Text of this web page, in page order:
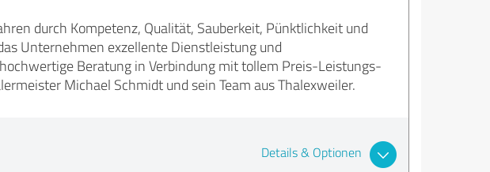
durch Kompetenz, Qualität, Sauberkeit, Pünktlichkeit und
Unternehmen exzellente Dienstleistung und
Beratung in Verbindung mit tollem Preis-Leistungs-
Michael Schmidt und sein Team aus Thalexweiler.
Details & Optionen